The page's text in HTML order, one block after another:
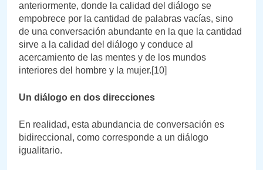
anteriormente, donde la calidad del diálogo se
empobrece por la cantidad de palabras vacías, sino
de una conversación abundante en la que la cantidad
sirve a la calidad del diálogo y conduce al
acercamiento de las mentes y de los mundos
interiores del hombre y la mujer.[10]
Un diálogo en dos direcciones
En realidad, esta abundancia de conversación es
bidireccional, como corresponde a un diálogo
igualitario.